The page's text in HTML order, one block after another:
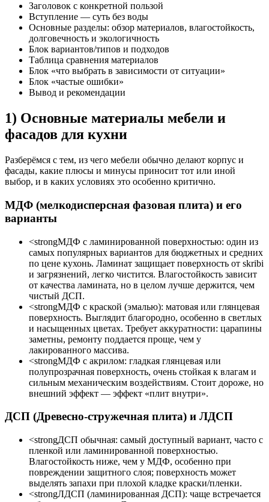
Заголовок с конкретной пользой
Вступление — суть без воды
Основные разделы: обзор материалов, влагостойкость,
долговечность и экологичность
Блок вариантов/типов и подходов
Таблица сравнения материалов
Блок «что выбрать в зависимости от ситуации»
Блок «частые ошибки»
Вывод и рекомендации
1) Основные материалы мебели и
фасадов для кухни
Разберёмся с тем, из чего мебели обычно делают корпус и
фасады, какие плюсы и минусы приносит тот или иной
выбор, и в каких условиях это особенно критично.
МДФ (мелкодисперсная фазовая плита) и его
варианты
<strongМДФ с ламинированной поверхностью: один из
самых популярных вариантов для бюджетных и средних
по цене кухонь. Ламинат защищает поверхность от skribi
и загрязнений, легко чистится. Влагостойкость зависит
от качества ламината, но в целом лучше держится, чем
чистый ДСП.
<strongМДФ с краской (эмалью): матовая или глянцевая
поверхность. Выглядит благородно, особенно в светлых
и насыщенных цветах. Требует аккуратности: царапины
заметны, ремонту поддается проще, чем у
лакированного массива.
<strongМДФ с акрилом: гладкая глянцевая или
полупрозрачная поверхность, очень стойкая к влагам и
сильным механическим воздействиям. Стоит дороже, но
внешний эффект — эффект «плит внутри».
ДСП (Древесно-стружечная плита) и ЛДСП
<strongДСП обычная: самый доступный вариант, часто с
пленкой или ламинированной поверхностью.
Влагостойкость ниже, чем у МДФ, особенно при
повреждении защитного слоя; поверхность может
выделять запахи при плохой кладке краски/пленки.
<strongЛДСП (ламинированная ДСП): чаще встречается